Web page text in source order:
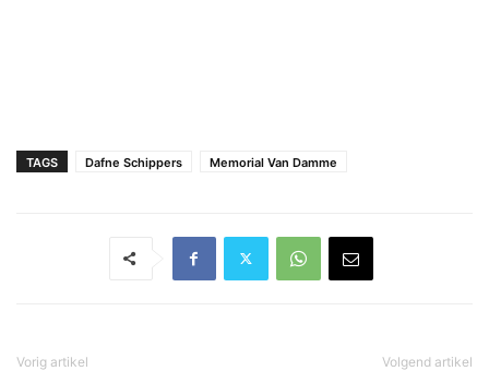
TAGS Dafne Schippers Memorial Van Damme
Vorig artikel Volgend artikel